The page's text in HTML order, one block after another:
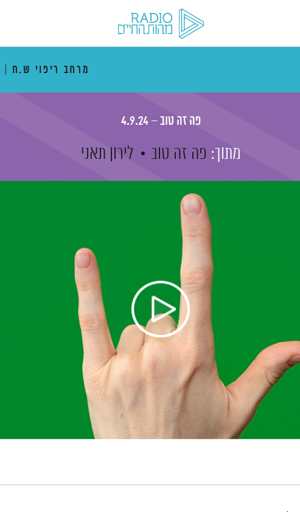
מרחב ריפוי ש.ח
פה זה טוב – 4.9.24
מתוך: פה זה טוב לירון תאני